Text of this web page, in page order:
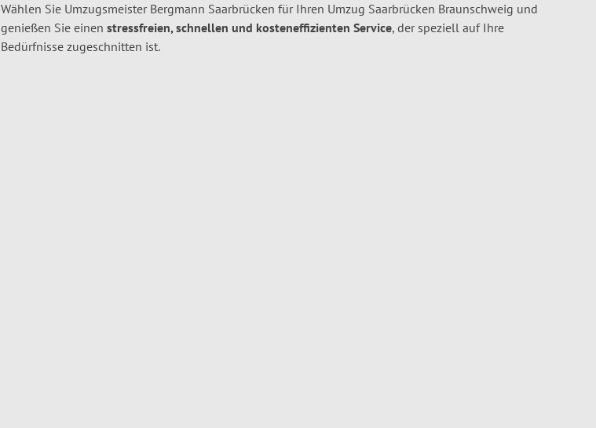
Wählen Sie Umzugsmeister Bergmann Saarbrücken für Ihren Umzug Saarbrücken Braunschweig und
genießen Sie einen stressfreien, schnellen und kosteneffizienten Service, der speziell auf Ihre
Bedürfnisse zugeschnitten ist.